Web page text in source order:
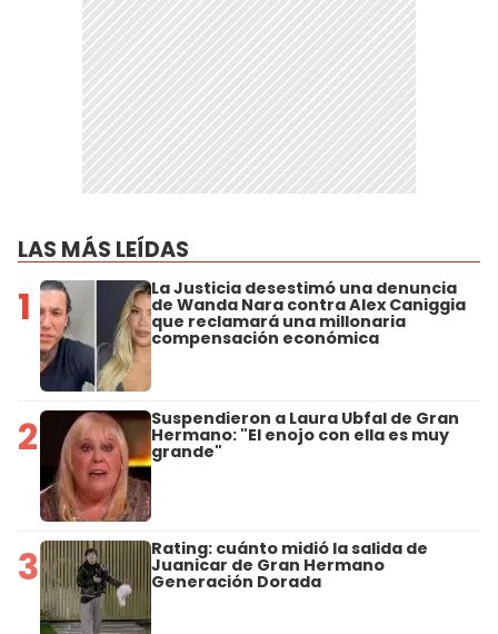
LAS MÁS LEÍDAS
1 La Justicia desestimó una denuncia
de Wanda Nara contra Alex Caniggia
que reclamará una millonaria
compensación económica
2 Suspendieron a Laura Ubfal de Gran
Hermano: "El enojo con ella es muy
grande"
3 Rating: cuánto midió la salida de
Juanicar de Gran Hermano
Generación Dorada